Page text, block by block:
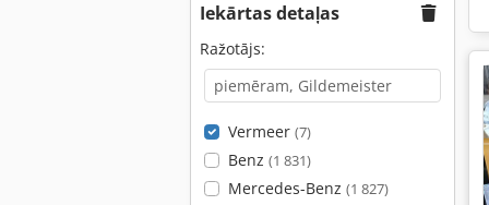
Iekārtas detaļas
Ražotājs:
Vermeer (7)
Benz (1 831)
Mercedes-Benz (1 827)